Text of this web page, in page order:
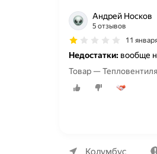
Андрей Носков
5 отзывов
11
Недостатки: вообще
Товар —
Колумбус